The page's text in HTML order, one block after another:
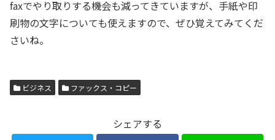
faxでやり取りする機会も減ってきていますが、手紙や印
刷物の文字についても使えますので、ぜひ覚えてみてくだ
さいね。
ビジネス ファックス・コピー
シェアする